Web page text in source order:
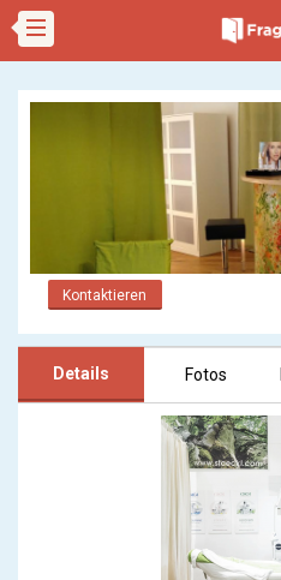
Kontaktieren
Details Fotos